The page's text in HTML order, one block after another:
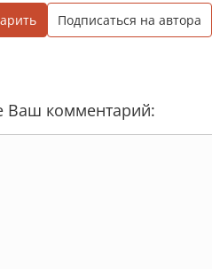
Подписаться на автора
Ваш комментарий: